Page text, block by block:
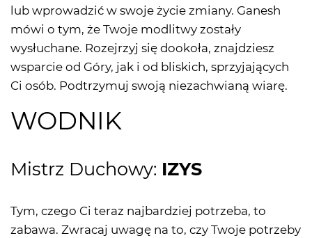
lub wprowadzić w swoje życie zmiany. Ganesh
mówi o tym, że Twoje modlitwy zostały
wysłuchane. Rozejrzyj się dookoła, znajdziesz
wsparcie od Góry, jak i od bliskich, sprzyjających
Ci osób. Podtrzymuj swoją niezachwianą wiarę.
WODNIK
Mistrz Duchowy: IZYS
Tym, czego Ci teraz najbardziej potrzeba, to
zabawa. Zwracaj uwagę na to, czy Twoje potrzeby